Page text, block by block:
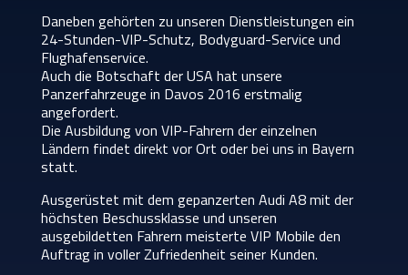
Daneben gehörten zu unseren Dienstleistungen ein
24-Stunden-VIP-Schutz, Bodyguard-Service und
Flughafenservice.
Auch die Botschaft der USA hat unsere
Panzerfahrzeuge in Davos 2016 erstmalig
angefordert.
Die Ausbildung von VIP-Fahrern der einzelnen
Ländern findet direkt vor Ort oder bei uns in Bayern
statt.
Ausgerüstet mit dem gepanzerten Audi A8 mit der
höchsten Beschussklasse und unseren
ausgebildetten Fahrern meisterte VIP Mobile den
Auftrag in voller Zufriedenheit seiner Kunden.